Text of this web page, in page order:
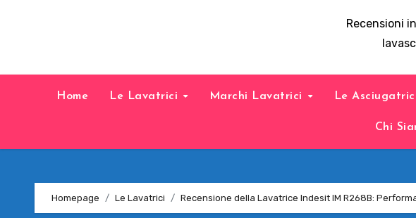
Recensioni
Home Le Lavatrici Marchi Lavatrici Le
Chi
Homepage Le Lavatrici Recensione della Lavatrice Indesit IM R268B: